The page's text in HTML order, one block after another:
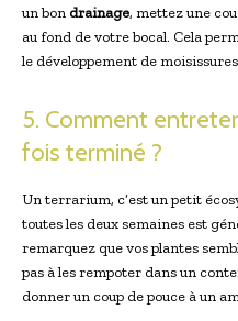
un bon drainage, mettez une
au fond de votre bocal. Cela
le développement de
5. Comment
fois terminé ?
Un terrarium, c’est un petit
toutes les deux semaines est
remarquez que vos plantes
pas à les rempoter dans un
donner un coup de pouce à un